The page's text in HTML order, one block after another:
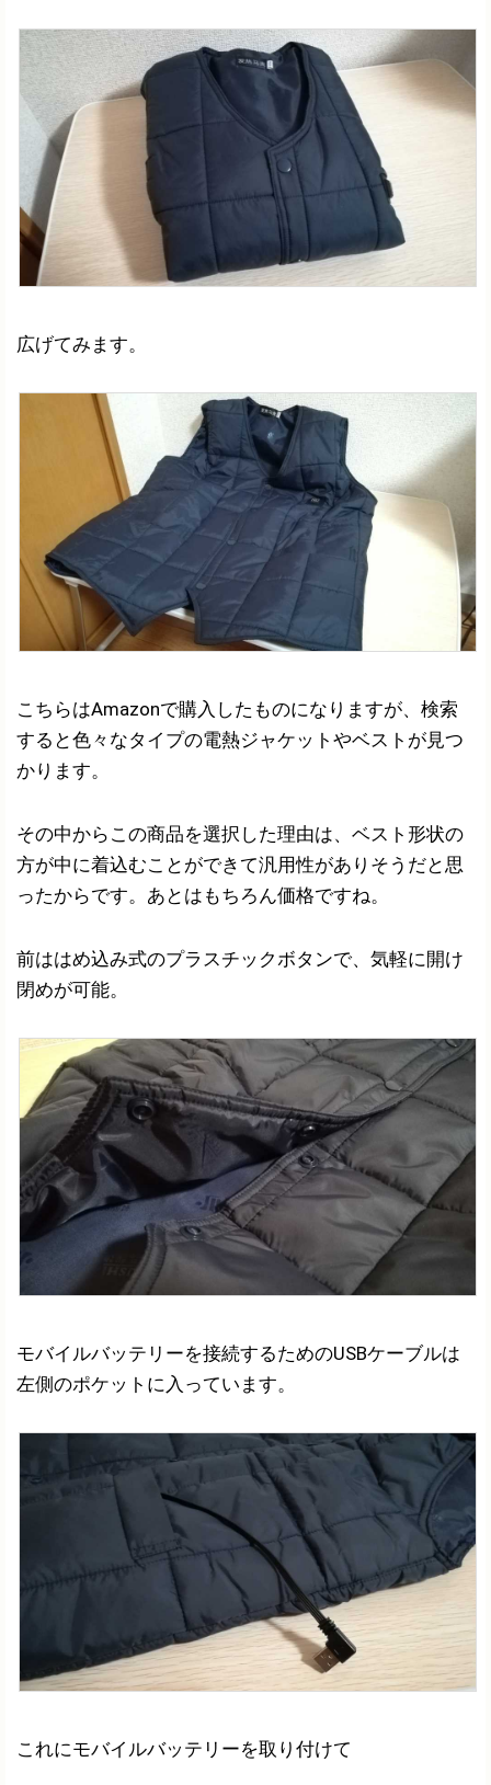
広げてみます。
こちらはAmazonで購入したものになりますが、検索
すると色々なタイプの電熱ジャケットやベストが見つ
かります。
その中からこの商品を選択した理由は、ベスト形状の
方が中に着込むことができて汎用性がありそうだと思
ったからです。あとはもちろん価格ですね。
前ははめ込み式のプラスチックボタンで、気軽に開け
閉めが可能。
モバイルバッテリーを接続するためのUSBケーブルは
左側のポケットに入っています。
これにモバイルバッテリーを取り付けて